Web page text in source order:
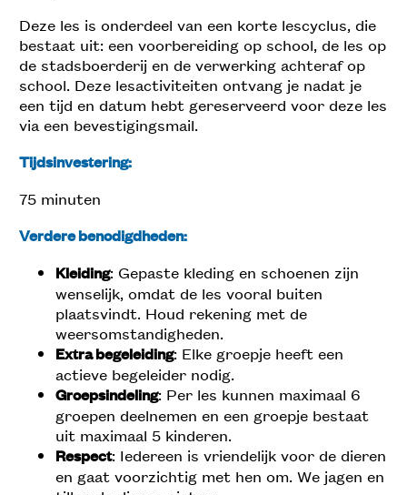
Deze les is onderdeel van een korte lescyclus, die
bestaat uit: een voorbereiding op school, de les op
de stadsboerderij en de verwerking achteraf op
school. Deze lesactiviteiten ontvang je nadat je
een tijd en datum hebt gereserveerd voor deze les
via een bevestigingsmail.
Tijdsinvestering:
75 minuten
Verdere benodigdheden:
Kleiding: Gepaste kleding en schoenen zijn
wenselijk, omdat de les vooral buiten
plaatsvindt. Houd rekening met de
weersomstandigheden.
Extrabegeleiding: Elke groepje heeft een
actieve begeleider nodig.
Groepsindeling: Per les kunnen maximaal 6
groepen deelnemen en een groepje bestaat
uit maximaal 5 kinderen.
Respect: Iedereen is vriendelijk voor de dieren
en gaat voorzichtig met hen om. We jagen en